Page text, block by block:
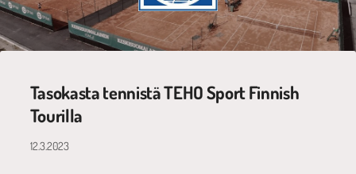
Tasokasta tennistä TEHO Sport Finnish
Tourilla
12.3.2023